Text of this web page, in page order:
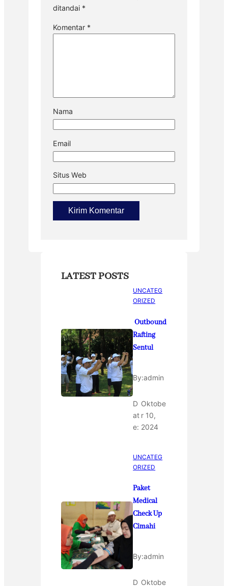
ditandai *
Komentar *
Nama
Email
Situs Web
LATEST POSTS
UNCATEG
ORIZED
Outbound
Rafting
Sentul
By:admin
D
at
e:
Oktobe
r 10,
2024
UNCATEG
ORIZED
Paket
Medical
Check Up
Cimahi
By:admin
D Oktobe